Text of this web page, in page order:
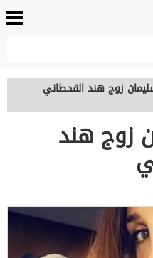
زوج هند القحطاني
زوج هند